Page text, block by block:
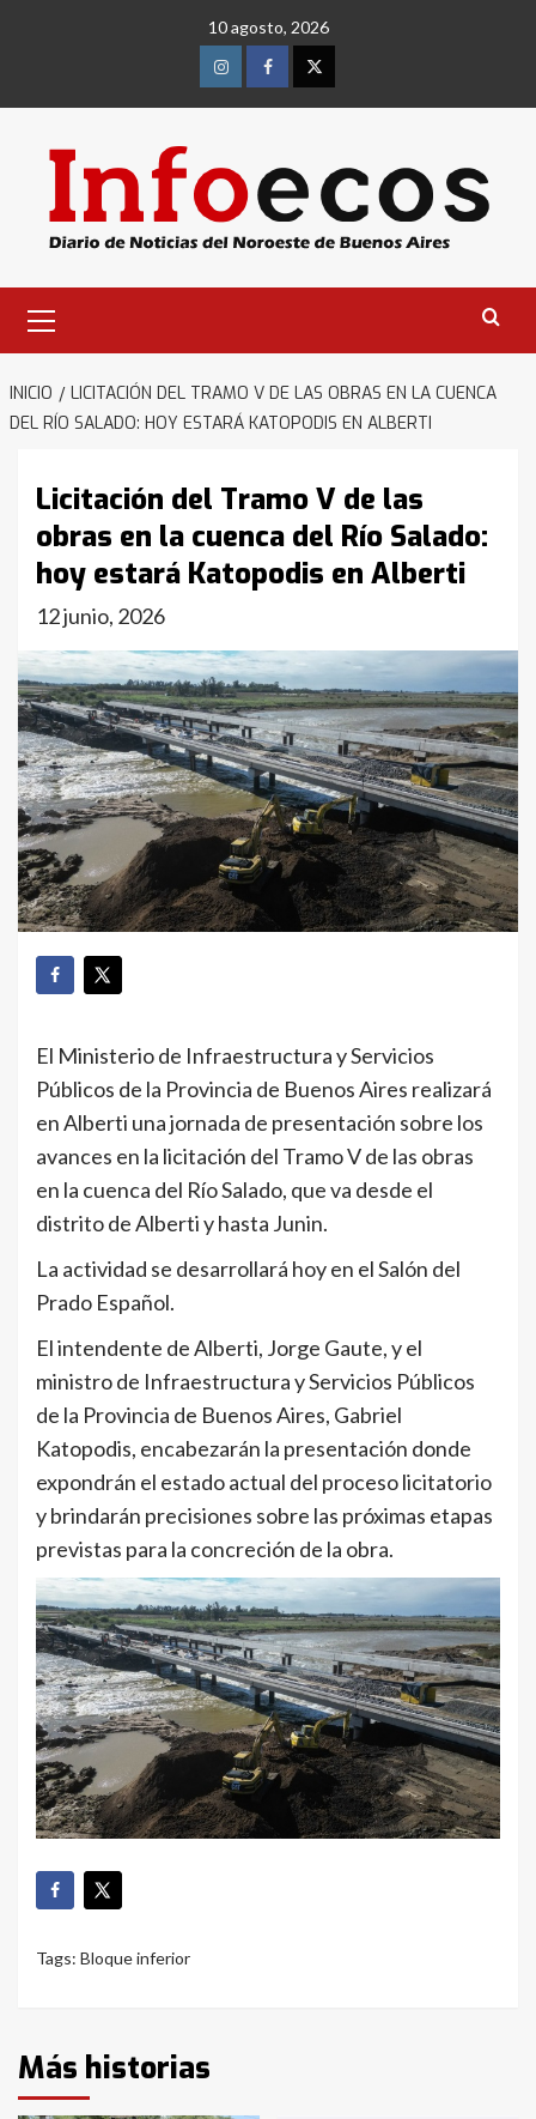
10 agosto, 2026
InstagramFacebookTwitter
primario
INICIO
LICITACIÓN DEL TRAMO V DE LAS OBRAS EN LA CUENCA
DEL RÍO SALADO: HOY ESTARÁ KATOPODIS EN ALBERTI
Licitación del Tramo V de las
obras en la cuenca del Río Salado:
hoy estará Katopodis en Alberti
12 junio, 2026
El Ministerio de Infraestructura y Servicios
Públicos de la Provincia de Buenos Aires realizará
en Alberti una jornada de presentación sobre los
avances en la licitación del Tramo V de las obras
en la cuenca del Río Salado, que va desde el
distrito de Alberti y hasta Junin.
La actividad se desarrollará hoy en el Salón del
Prado Español.
El intendente de Alberti, Jorge Gaute, y el
ministro de Infraestructura y Servicios Públicos
de la Provincia de Buenos Aires, Gabriel
Katopodis, encabezarán la presentación donde
expondrán el estado actual del proceso licitatorio
y brindarán precisiones sobre las próximas etapas
previstas para la concreción de la obra.
Tags: Bloque inferior
Más historias